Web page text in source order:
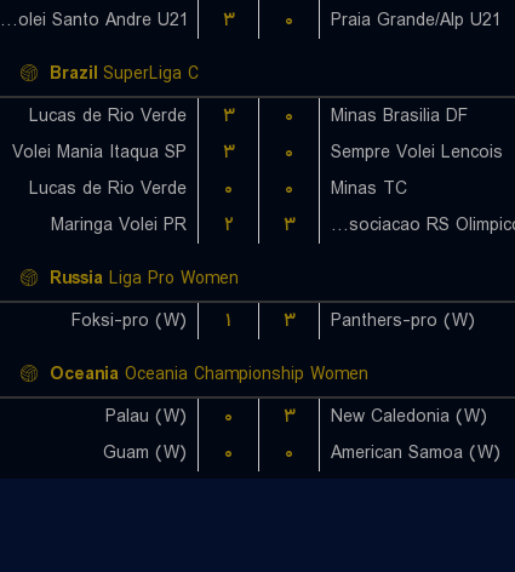
Super Volei Santo Andre U21
۳ ۰ Praia Grande/Alp U21
Brazil SuperLiga C
Lucas de Rio Verde
۳ ۰ Minas Brasilia DF
Volei Mania Itaqua SP
۳ ۰ Sempre Volei Lencois
Lucas de Rio Verde
۰ ۰ Minas TC
Maringa Volei PR
۲ ۳ Associacao RS Olimpico
Russia Liga Pro Women
Foksi-pro (W)
۱ ۳ Panthers-pro (W)
Oceania Oceania Championship Women
Palau (W)
۰ ۳ New Caledonia (W)
Guam (W)
۰ ۰ American Samoa (W)